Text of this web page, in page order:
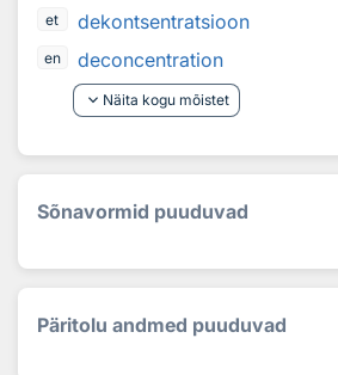
et dekontsentratsioon
en
deconcentration
keyboard_arrow_down Näita kogu mõistet
Sõnavormid puuduvad
Päritolu andmed puuduvad